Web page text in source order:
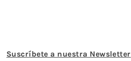
Suscríbete a nuestra Newsletter